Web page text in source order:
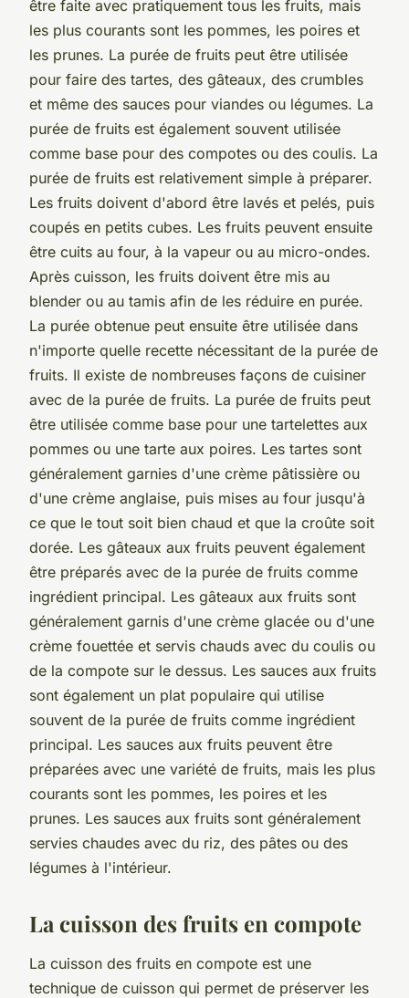
être faite avec pratiquement tous les fruits, mais
les plus courants sont les pommes, les poires et
les prunes. La purée de fruits peut être utilisée
pour faire des tartes, des gâteaux, des crumbles
et même des sauces pour viandes ou légumes. La
purée de fruits est également souvent utilisée
comme base pour des compotes ou des coulis. La
purée de fruits est relativement simple à préparer.
Les fruits doivent d'abord être lavés et pelés, puis
coupés en petits cubes. Les fruits peuvent ensuite
être cuits au four, à la vapeur ou au micro-ondes.
Après cuisson, les fruits doivent être mis au
blender ou au tamis afin de les réduire en purée.
La purée obtenue peut ensuite être utilisée dans
n'importe quelle recette nécessitant de la purée de
fruits. Il existe de nombreuses façons de cuisiner
avec de la purée de fruits. La purée de fruits peut
être utilisée comme base pour une tartelettes aux
pommes ou une tarte aux poires. Les tartes sont
généralement garnies d'une crème pâtissière ou
d'une crème anglaise, puis mises au four jusqu'à
ce que le tout soit bien chaud et que la croûte soit
dorée. Les gâteaux aux fruits peuvent également
être préparés avec de la purée de fruits comme
ingrédient principal. Les gâteaux aux fruits sont
généralement garnis d'une crème glacée ou d'une
crème fouettée et servis chauds avec du coulis ou
de la compote sur le dessus. Les sauces aux fruits
sont également un plat populaire qui utilise
souvent de la purée de fruits comme ingrédient
principal. Les sauces aux fruits peuvent être
préparées avec une variété de fruits, mais les plus
courants sont les pommes, les poires et les
prunes. Les sauces aux fruits sont généralement
servies chaudes avec du riz, des pâtes ou des
légumes à l'intérieur.
La cuisson des fruits en compote
La cuisson des fruits en compote est une
technique de cuisson qui permet de préserver les